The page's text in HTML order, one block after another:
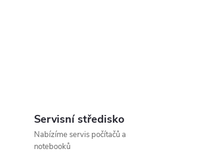
Servisní středisko
Nabízíme servis počítačů a
notebooků